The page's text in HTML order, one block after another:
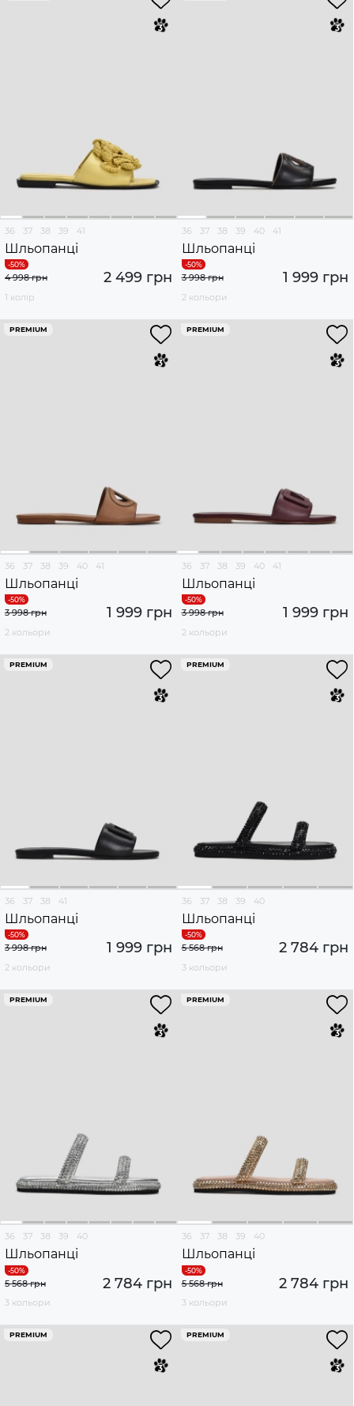
36 37 38 39 41
Шльопанці
2 499 грн
4 998 грн
1 колір
36 37 38 39 40 41
Шльопанці
1 999 грн
3 998 грн
2 кольори
PREMIUM
36 37 38 39 40 41
Шльопанці
1 999 грн
3 998 грн
2 кольори
PREMIUM
36 37 38 39 40 41
Шльопанці
1 999 грн
3 998 грн
2 кольори
PREMIUM
36 37 38 41
Шльопанці
1 999 грн
3 998 грн
2 кольори
PREMIUM
36 37 38 39 40
Шльопанці
2 784 грн
5 568 грн
3 кольори
PREMIUM
36 37 38 39 40
Шльопанці
2 784 грн
5 568 грн
3 кольори
PREMIUM
36 37 38 39 40
Шльопанці
2 784 грн
5 568 грн
3 кольори
PREMIUM PREMIUM